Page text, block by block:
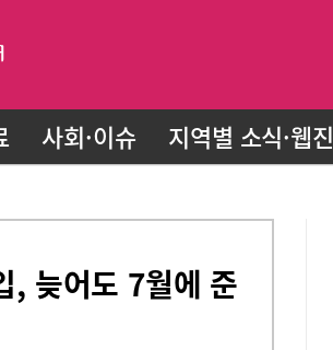
사회·이슈 지역별 소식·웹진
, 늦어도 7월에 준